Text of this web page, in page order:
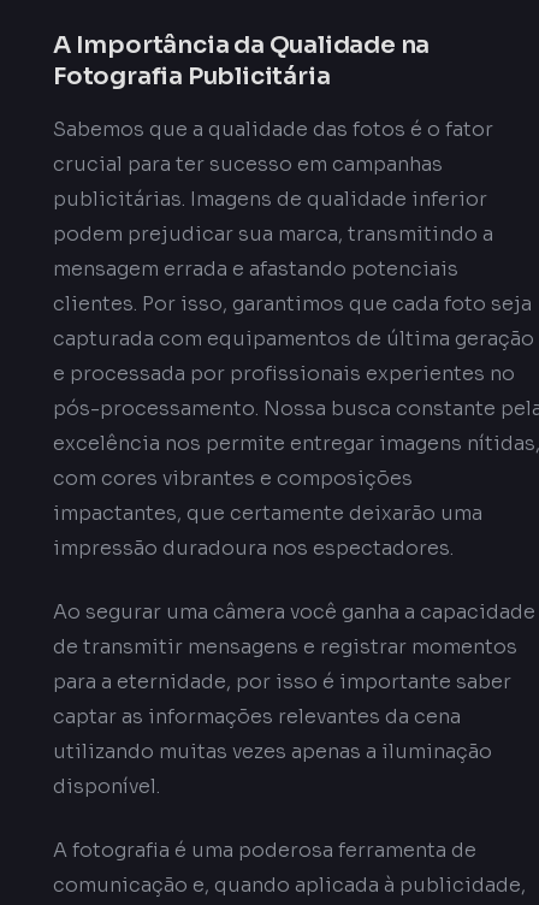
A Importância da Qualidade na
Fotografia Publicitária
Sabemos que a qualidade das fotos é o fator
crucial para ter sucesso em campanhas
publicitárias. Imagens de qualidade inferior
podem prejudicar sua marca, transmitindo a
mensagem errada e afastando potenciais
clientes. Por isso, garantimos que cada foto seja
capturada com equipamentos de última geração
e processada por profissionais experientes no
pós-processamento. Nossa busca constante
excelência nos permite entregar imagens nítidas,
com cores vibrantes e composições
impactantes, que certamente deixarão uma
impressão duradoura nos espectadores.
Ao segurar uma câmera você ganha a capacidade
de transmitir mensagens e registrar momentos
para a eternidade, por isso é importante saber
captar as informações relevantes da cena
utilizando muitas vezes apenas a iluminação
disponível.
A fotografia é uma poderosa ferramenta de
comunicação e, quando aplicada à publicidade,